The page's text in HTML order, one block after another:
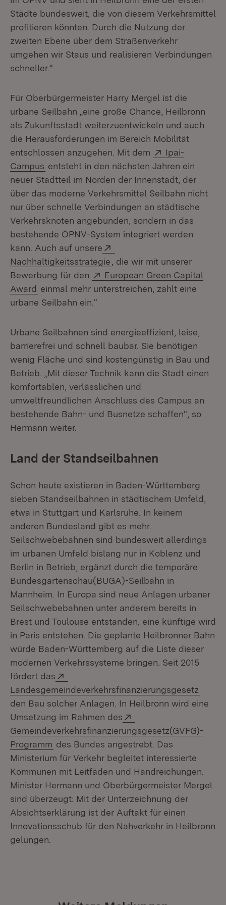
Städte bundesweit, die von diesem Verkehrsmittel
profitieren könnten. Durch die Nutzung der
zweiten Ebene über dem Straßenverkehr
umgehen wir Staus und realisieren Verbindungen
schneller.“
Für Oberbürgermeister Harry Mergel ist die
urbane Seilbahn „eine große Chance, Heilbronn
als Zukunftsstadt weiterzuentwickeln und auch
die Herausforderungen im Bereich Mobilität
entschlossen anzugehen. Mit dem
Extern:
Ipai-
Campus (Öffnet in neuem Fenster)
entsteht in den nächsten Jahren ein
neuer Stadtteil im Norden der Innenstadt, der
über das moderne Verkehrsmittel Seilbahn nicht
nur über schnelle Verbindungen an städtische
Verkehrsknoten angebunden, sondern in das
bestehende ÖPNV-System integriert werden
kann. Auch auf unsere
Nachhaltigkeitsstrategie (Öffnet in neuem Fenster)
, die wir mit unserer
Bewerbung für den
Extern:
European Green Capital
Award (Öffnet in neuem Fenster)
einmal mehr unterstreichen, zahlt eine
urbane Seilbahn ein.“
Urbane Seilbahnen sind energieeffizient, leise,
barrierefrei und schnell baubar. Sie benötigen
wenig Fläche und sind kostengünstig in Bau und
Betrieb. „Mit dieser Technik kann die Stadt einen
komfortablen, verlässlichen und
umweltfreundlichen Anschluss des Campus an
bestehende Bahn- und Busnetze schaffen“, so
Hermann weiter.
Land der Standseilbahnen
Schon heute existieren in Baden-Württemberg
sieben Standseilbahnen in städtischem Umfeld,
etwa in Stuttgart und Karlsruhe. In keinem
anderen Bundesland gibt es mehr.
Seilschwebebahnen sind bundesweit allerdings
im urbanen Umfeld bislang nur in Koblenz und
Berlin in Betrieb, ergänzt durch die temporäre
Bundesgartenschau(BUGA)-Seilbahn in
Mannheim. In Europa sind neue Anlagen urbaner
Seilschwebebahnen unter anderem bereits in
Brest und Toulouse entstanden, eine künftige wird
in Paris entstehen. Die geplante Heilbronner Bahn
würde Baden-Württemberg auf die Liste dieser
modernen Verkehrssysteme bringen. Seit 2015
fördert das
Landesgemeindeverkehrsfinanzierungsgesetz
den Bau solcher Anlagen. In Heilbronn wird eine
Umsetzung im Rahmen des
Gemeindeverkehrsfinanzierungsgesetz(GVFG)-
Programm (Öffnet in neuem Fenster)
des Bundes angestrebt. Das
Ministerium für Verkehr begleitet interessierte
Kommunen mit Leitfäden und Handreichungen.
Minister Hermann und Oberbürgermeister Mergel
sind überzeugt: Mit der Unterzeichnung der
Absichtserklärung ist der Auftakt für einen
Innovationsschub für den Nahverkehr in Heilbronn
gelungen.